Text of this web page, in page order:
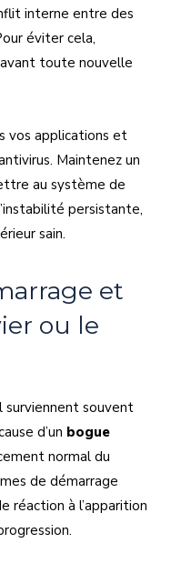
interne entre des
éviter cela,
toute nouvelle
vos applications et
Maintenez un
au système de
persistante,
sain.
et
ou le
surviennent souvent
d’un bogue
normal du
de démarrage
réaction à l’apparition